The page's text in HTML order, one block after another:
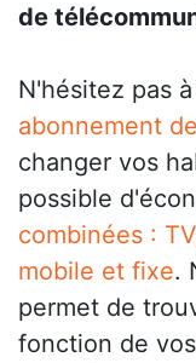
de
N'hésitez pas
abonnement
changer vos
possible
combinées :
mobile et fixe.
permet de
fonction de